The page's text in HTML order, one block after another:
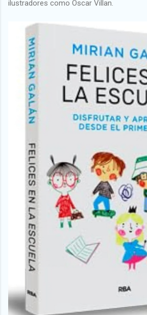
ilustradores como Óscar Villan.